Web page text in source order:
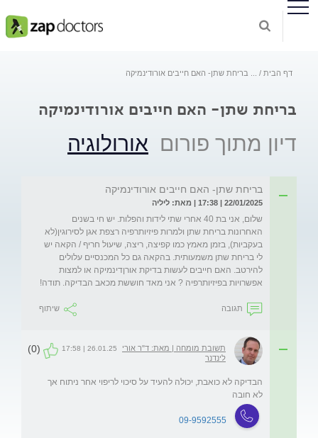
דף הבית בריחת שתן- האם חייבים אורודינמיקה
בריחת שתן- האם חייבים אורודינמיקה
דיון מתוך פורום אורולוגיה
בריחת שתן- האם חייבים אורודינמיקה
22/01/2025 | 17:38 | מאת: ליליה
שלום, אני בת 40 אחרי שתי לידות והפלות. יש חי בשנים
האחרונות בריחת שתן ולמרות פיזיותרפיה רצפת אגן לסירוגין(לא
בעקביות), בזמן מאמץ כמו קפיצה, ריצה, שיעול חריף / הקאה יש
לי בריחת שתן משמעותית. בהקאה גם כל המכנסיים עלולים
להירטב. האם חייבים לעשות בדיקת אורןדינמיקה או למצות
אפשרויות בפיזיותרפיה ? אני מאד חוששת מכאב הבדיקה. תודה!
תגובה שיתוף
תשובת מומחה | מאת: ד"ר אורי
לינדנר
26.01.25 | 17:58
(0)
הבדיקה לא כואבת, יכולה להעיד על סיכוי לריפוי אחר ניתוח אך
לא חובה
09-9592555